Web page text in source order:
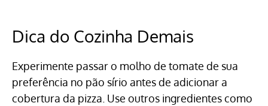
Dica do Cozinha Demais
Experimente passar o molho de tomate de sua
preferência no pão sírio antes de adicionar a
cobertura da pizza. Use outros ingredientes como